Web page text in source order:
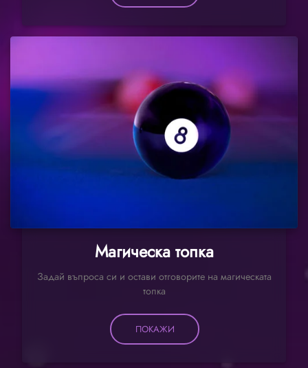
Магическа топка
Задай въпроса си и остави отговорите на магическата
топка
ПОКАЖИ